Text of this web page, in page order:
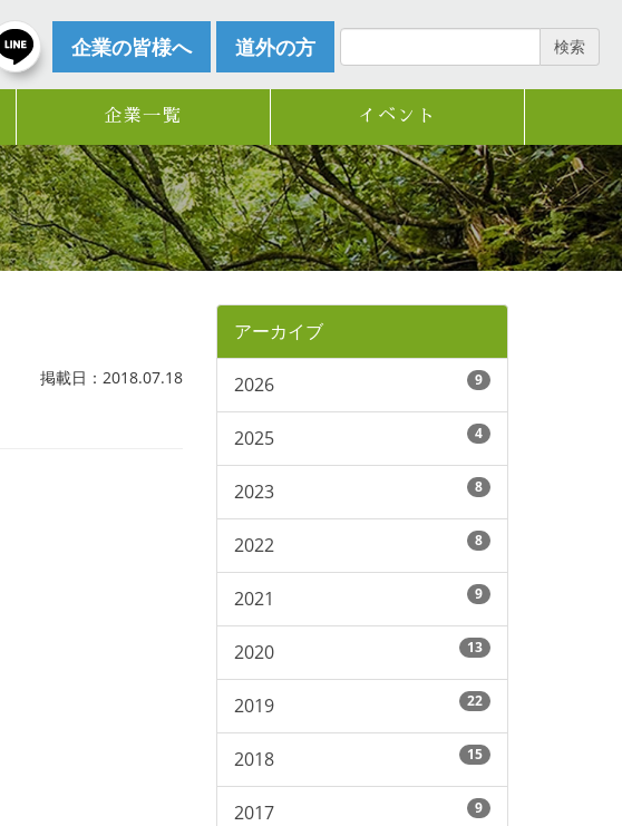
企業の皆様へ 道外の方 検索
企業一覧 イベント
掲載日：2018.07.18
アーカイブ
2026 9
2025 4
2023 8
2022 8
2021 9
2020 13
2019 22
2018 15
2017 9